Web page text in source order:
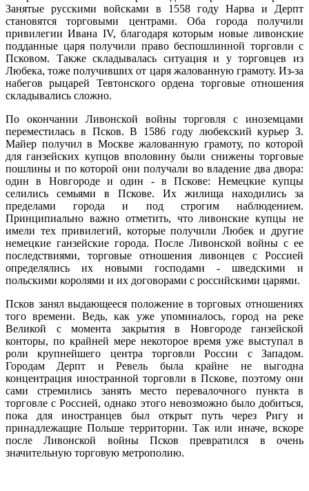
Занятые русскими войсками в 1558 году Нарва и Дерпт
становятся торговыми центрами. Оба города получили
привилегии Ивана IV, благодаря которым новые ливонские
подданные царя получили право беспошлинной торговли с
Псковом. Также складывалась ситуация и у торговцев из
Любека, тоже получивших от царя жалованную грамоту. Из-за
набегов рыцарей Тевтонского ордена торговые отношения
складывались сложно.
По окончании Ливонской войны торговля с иноземцами
переместилась в Псков. В 1586 году любекский курьер З.
Майер получил в Москве жалованную грамоту, по которой
для ганзейских купцов вполовину были снижены торговые
пошлины и по которой они получали во владение два двора:
один в Новгороде и один - в Пскове: Немецкие купцы
селились семьями в Пскове. Их жилища находились за
пределами города и под строгим наблюдением.
Принципиально важно отметить, что ливонские купцы не
имели тех привилегий, которые получили Любек и другие
немецкие ганзейские города. После Ливонской войны с ее
последствиями, торговые отношения ливонцев с Россией
определялись их новыми господами - шведскими и
польскими королями и их договорами с российскими царями.
Псков занял выдающееся положение в торговых отношениях
того времени. Ведь, как уже упоминалось, город на реке
Великой с момента закрытия в Новгороде ганзейской
конторы, по крайней мере некоторое время уже выступал в
роли крупнейшего центра торговли России с Западом.
Городам Дерпт и Ревель была крайне не выгодна
концентрация иностранной торговли в Пскове, поэтому они
сами стремились занять место перевалочного пункта в
торговле с Россией, однако этого невозможно было добиться,
пока для иностранцев был открыт путь через Ригу и
принадлежащие Польше территории. Так или иначе, вскоре
после Ливонской войны Псков превратился в очень
значительную торговую метрополию.